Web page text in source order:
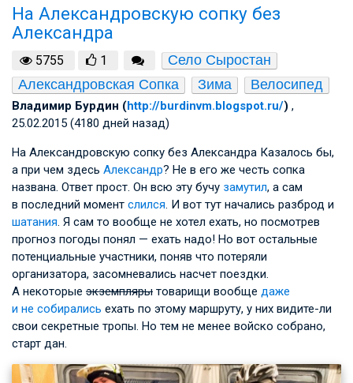
На Александровскую сопку без
Александра
5755 1
Село Сыростан
Александровская Сопка
Зима Велосипед
Владимир Бурдин (http://burdinvm.blogspot.ru/) ,
25.02.2015 (4180 дней назад)
На Александровскую сопку без Александра Казалось бы,
а при чем здесь Александр? Не в его же честь сопка
названа. Ответ прост. Он всю эту бучу замутил, а сам
в последний момент слился. И вот тут начались разброд и
шатания. Я сам то вообще не хотел ехать, но посмотрев
прогноз погоды понял — ехать надо! Но вот остальные
потенциальные участники, поняв что потеряли
организатора, засомневались насчет поездки.
А некоторые экземпляры товарищи вообще даже
и не собирались ехать по этому маршруту, у них видите-ли
свои секретные тропы. Но тем не менее войско собрано,
старт дан.